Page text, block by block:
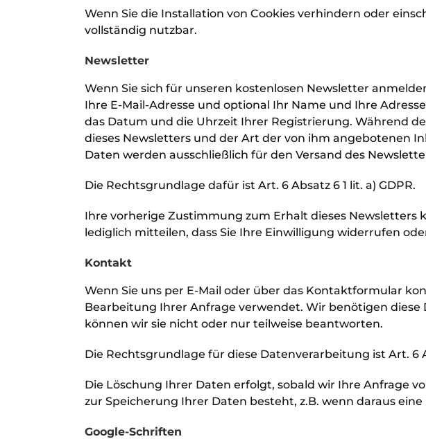
Wenn Sie die Installation von Cookies verhindern oder
vollständig nutzbar.
Newsletter
Wenn Sie sich für unseren kostenlosen Newsletter
Ihre E-Mail-Adresse und optional Ihr Name und Ihre
das Datum und die Uhrzeit Ihrer Registrierung. Während
dieses Newsletters und der Art der von ihm angebotenen
Daten werden ausschließlich für den Versand des
Die Rechtsgrundlage dafür ist Art. 6 Absatz 6 1 lit. a) GDPR.
Ihre vorherige Zustimmung zum Erhalt dieses Newsletters
lediglich mitteilen, dass Sie Ihre Einwilligung widerrufen
Kontakt
Wenn Sie uns per E-Mail oder über das Kontaktformular
Bearbeitung Ihrer Anfrage verwendet. Wir benötigen
können wir sie nicht oder nur teilweise beantworten.
Die Rechtsgrundlage für diese Datenverarbeitung ist Art. 6
Die Löschung Ihrer Daten erfolgt, sobald wir Ihre Anfrage
zur Speicherung Ihrer Daten besteht, z.B. wenn daraus
Google-Schriften